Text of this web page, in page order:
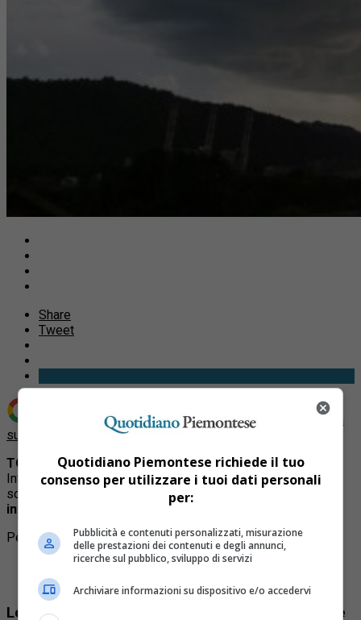
Share
Tweet
Aggiungi Quotidiano Piemontese come
Fonte preferita
su Google
TORINO –Una domenica mattina piovosa sul Piemonte.
Infatti, comeavevamo anticipato, dopo una breve tregua
soleggiata, sulla nostra regione è in transito una
intensa perturbazione.
Per approfondire:
Articolo: Maltempo sul Piemonte, temporali in corso e
grandine con chicchi fino a due centimetri
Le previsioni: nuova perturbazione sul Piemonte
Quotidiano Piemontese richiede il tuo
consenso per utilizzare i tuoi dati personali
per:
Pubblicità e contenuti personalizzati, misurazione
delle prestazioni dei contenuti e degli annunci,
ricerche sul pubblico, sviluppo di servizi
Archiviare informazioni su dispositivo e/o accedervi